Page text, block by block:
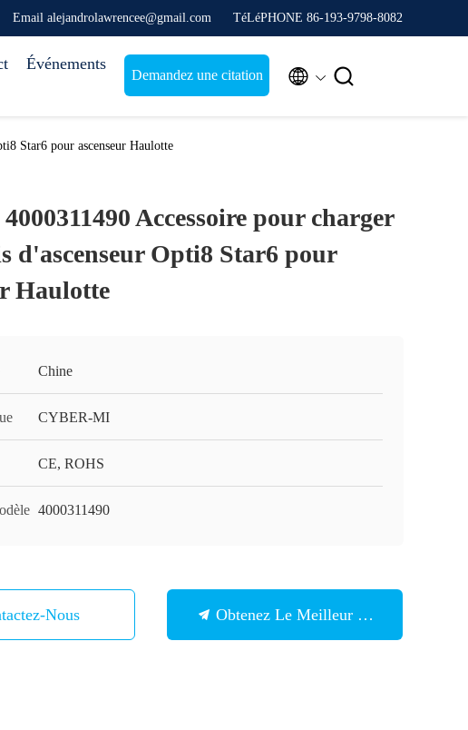
Email alejandrolawrencee@gmail.com TéLéPHONE 86-193-9798-8082
Événements
Demandez une citation  
Star6 pour ascenseur Haulotte
Accessoire pour charger
d'ascenseur Opti8 Star6 pour
Haulotte
Chine
CYBER-MI
CE, ROHS
4000311490
Nous Obtenez Le Meilleur Prix